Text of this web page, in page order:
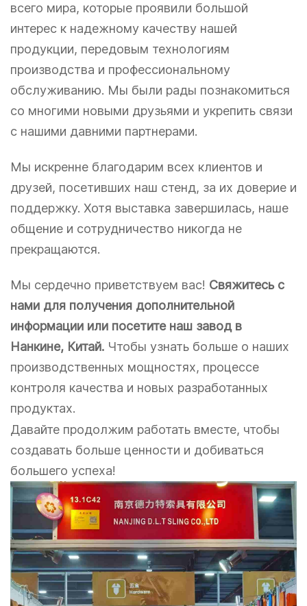
всего мира, которые проявили большой
интерес к надежному качеству нашей
продукции, передовым технологиям
производства и профессиональному
обслуживанию. Мы были рады познакомиться
со многими новыми друзьями и укрепить связи
с нашими давними партнерами.
Мы искренне благодарим всех клиентов и
друзей, посетивших наш стенд, за их доверие и
поддержку. Хотя выставка завершилась, наше
общение и сотрудничество никогда не
прекращаются.
Мы сердечно приветствуем вас! Свяжитесь с
нами для получения дополнительной
информации или посетите наш завод в
Нанкине, Китай. Чтобы узнать больше о наших
производственных мощностях, процессе
контроля качества и новых разработанных
продуктах.
Давайте продолжим работать вместе, чтобы
создавать больше ценности и добиваться
большего успеха!